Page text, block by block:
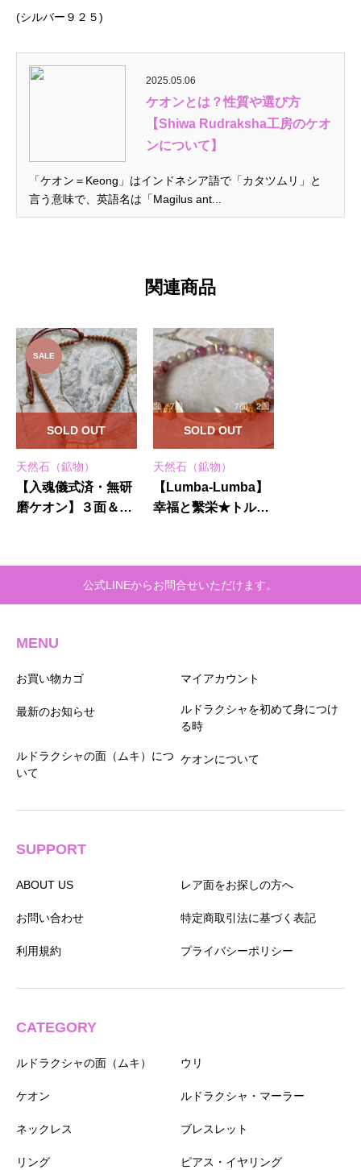
(シルバー９２５)
2025.05.06
ケオンとは？性質や選び方
【Shiwa Rudraksha工房のケオ
ンについて】
「ケオン＝Keong」はインドネシア語で「カタツムリ」と
言う意味で、英語名は「Magilus ant...
関連商品
天然石（鉱物）
【入魂儀式済・無研
磨ケオン】３面＆5
SALE
SOLD OUT
天然石（鉱物）
【Lumba-Lumba】
幸福と繫栄★トルマ
SOLD OUT
公式LINEからお問合せいただけます。
MENU
お買い物カゴ マイアカウント
最新のお知らせ
ルドラクシャを初めて身につけ
る時
ルドラクシャの面（ムキ）につ
いて
ケオンについて
SUPPORT
ABOUT US レア面をお探しの方へ
お問い合わせ 特定商取引法に基づく表記
利用規約 プライバシーポリシー
CATEGORY
ルドラクシャの面（ムキ） ウリ
ケオン ルドラクシャ・マーラー
ネックレス ブレスレット
リング ピアス・イヤリング